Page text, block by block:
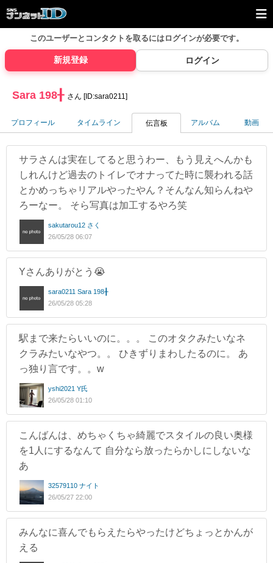
このユーザーとコンタクトを取るにはログインが必要です。
新規登録 ログイン
Sara 198╂ さん [ID:sara0211]
プロフィール タイムライン 伝言板 アルバム 動画
サラさんは実在してると思うわー、もう見えへんかも
しれんけど過去のトイレでオナってた時に襲われる話
とかめっちゃリアルやったやん？そんなん知らんねや
ろーなー。 そら写真は加工するやろ笑
sakutarou12 さく
26/05/28 06:07
Yさんありがとう😭
sara0211 Sara 198╂
26/05/28 05:28
駅まで来たらいいのに。。。 このオタクみたいなネ
クラみたいなやつ。。 ひきずりまわしたるのに。 あ
っ独り言です。。w
yshi2021 Y氏
26/05/28 01:10
こんばんは、めちゃくちゃ綺麗でスタイルの良い奥様
を1人にするなんて 自分なら放ったらかしにしないな
あ
32579110 ナイト
26/05/27 22:00
みんなに喜んでもらえたらやったけどちょっとかんが
える